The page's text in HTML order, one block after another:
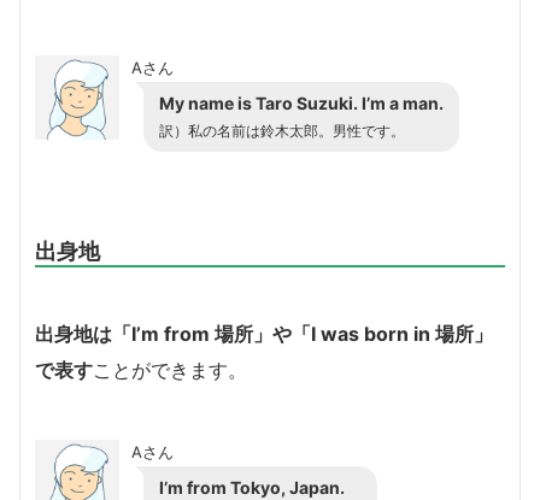
Aさん
My name is Taro Suzuki. I’m a man.
訳）私の名前は鈴木太郎。男性です。
出身地
出身地は「I’m from 場所」や「I was born in 場所」
で表すことができます。
Aさん
I’m from Tokyo, Japan.